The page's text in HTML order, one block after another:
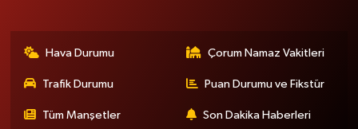
Hava Durumu Çorum Namaz Vakitleri
Trafik Durumu Puan Durumu ve Fikstür
Tüm Manşetler Son Dakika Haberleri